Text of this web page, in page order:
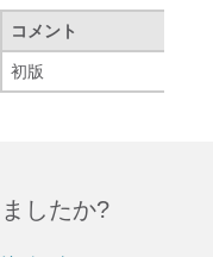
コメント
初版
したか?